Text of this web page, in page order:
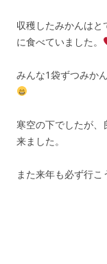
収穫したみかんはと
に食べていました。
みんな1袋ずつみか
寒空の下でしたが、
来ました。
また来年も必ず行こ